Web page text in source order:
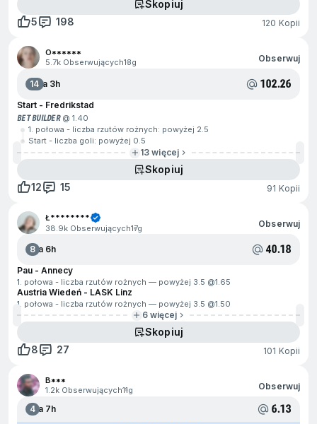
Skopiuj
5
198 120 Kopii
O******
5.7k Obserwujących13g Obserwuj
14Za 3h 102.26
Start - Fredrikstad
BET BUILDER@ 1.40
1. połowa - liczba rzutów rożnych: powyżej 2.5
Start - liczba goli: powyżej 0.5
13 więcej
Skopiuj
12
15 91 Kopii
Ł********
38.9k Obserwujących17g Obserwuj
8Za 6h 40.18
Pau - Annecy
1. połowa - liczba rzutów rożnych — powyżej 3.5 @1.65
Austria Wiedeń - LASK Linz
1. połowa - liczba rzutów rożnych — powyżej 3.5 @1.50
6 więcej
Skopiuj
8
27 101 Kopii
B***
1.2k Obserwujących11g Obserwuj
4Za 7h 6.13